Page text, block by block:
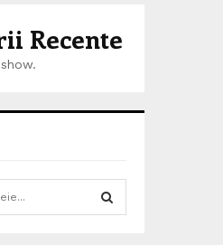
Recente